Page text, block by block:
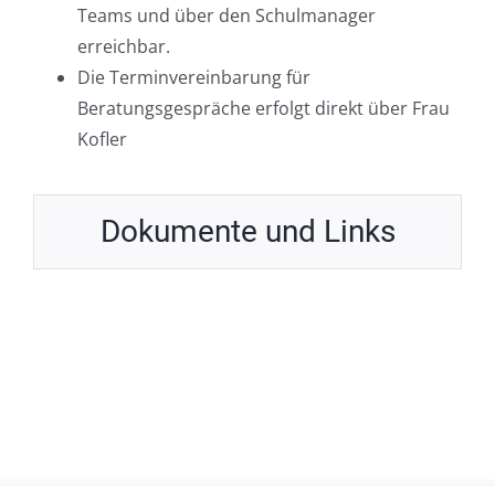
Teams und über den Schulmanager
erreichbar.
Die Terminvereinbarung für
Beratungsgespräche erfolgt direkt über Frau
Kofler
Dokumente und Links